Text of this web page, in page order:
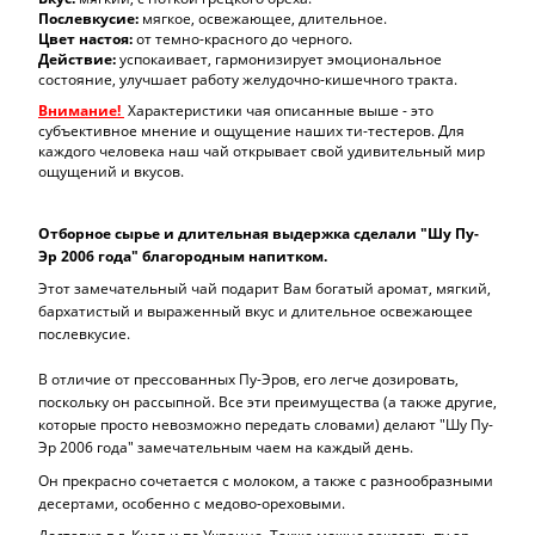
Послевкусие: мягкое, освежающее, длительное.
Цвет настоя:от темно-красного до черного.
Действие:успокаивает, гармонизирует эмоциональное
состояние, улучшает работу желудочно-кишечного тракта.
Внимание! Характеристики чая описанные выше - это
субъективное мнение и ощущение наших ти-тестеров. Для
каждого человека наш чай открывает свой удивительный мир
ощущений и вкусов.
Отборное сырье и длительная выдержка сделали "Шу Пу-
Эр 2006 года" благородным напитком.
Этот замечательный чай подарит Вам богатый аромат, мягкий,
бархатистый и выраженный вкус и длительное освежающее
послевкусие.
В отличие от прессованных Пу-Эров, его легче дозировать,
поскольку он рассыпной. Все эти преимущества (а также другие,
которые просто невозможно передать словами) делают "Шу Пу-
Эр 2006 года" замечательным чаем на каждый день.
Он прекрасно сочетается с молоком, а также с разнообразными
десертами, особенно с медово-ореховыми.